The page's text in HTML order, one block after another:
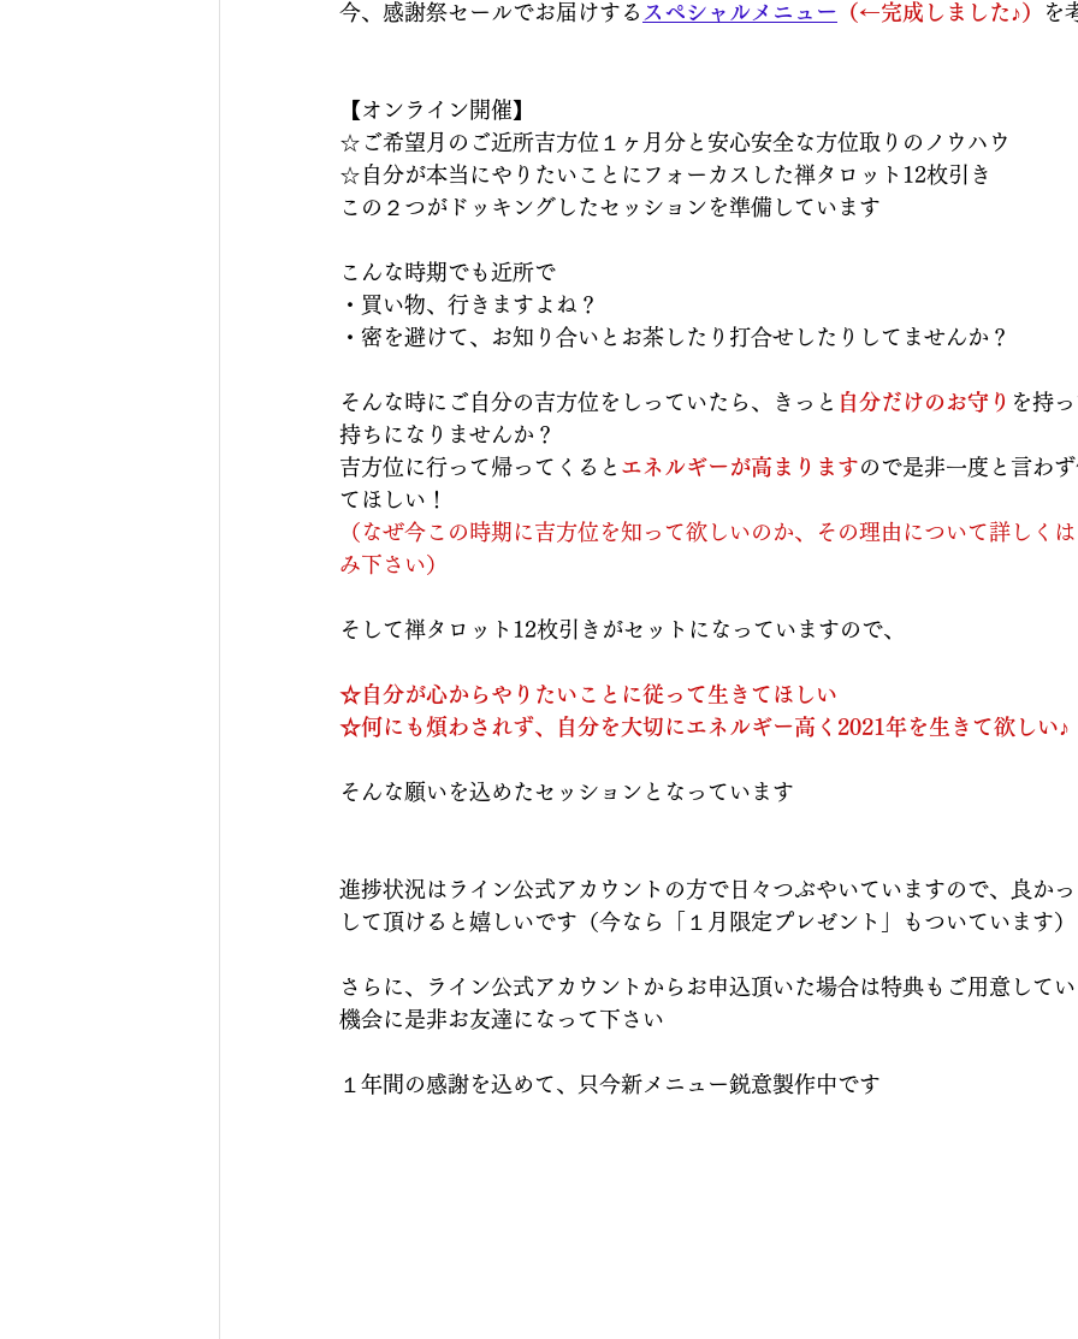
今、感謝祭セールでお届けする スペシャルメニュー （←完成しました♪） を
【オンライン開催】
☆ご希望月のご近所吉方位１ヶ月分と安心安全な方位取りのノウハウ
☆自分が本当にやりたいことにフォーカスした禅タロット12枚引き
この２つがドッキングしたセッションを準備しています
こんな時期でも近所で
・買い物、行きますよね？
・密を避けて、お知り合いとお茶したり打合せしたりしてませんか？
そんな時にご自分の吉方位をしっていたら、きっと 自分だけのお守り を持
持ちになりませんか？
吉方位に行って帰ってくると エネルギーが高まりますので是非一度と言わ
てほしい！
（なぜ今この時期に吉方位を知って欲しいのか、その理由について詳しくは
み下さい）
そして禅タロット12枚引きがセットになっていますので、
☆自分が心からやりたいことに従って生きてほしい
☆何にも煩わされず、自分を大切にエネルギー高く2021年を生きて欲しい♪
そんな願いを込めたセッションとなっています
進捗状況はライン公式アカウントの方で日々つぶやいていますので、良か
して頂けると嬉しいです（今なら「１月限定プレゼント」もついています）
さらに、ライン公式アカウントからお申込頂いた場合は特典もご用意して
機会に是非お友達になって下さい
１年間の感謝を込めて、只今新メニュー鋭意製作中です